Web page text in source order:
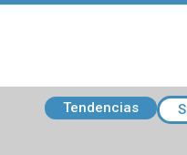
Tendencias